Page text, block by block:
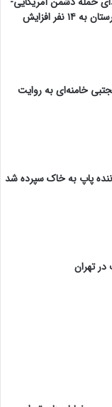
صهیونیستی به دادگستری لارستان به ۱۴ نفر افزایش
خامنه‌ای به روایت
پاپ به خاک سپرده شد
در تهران